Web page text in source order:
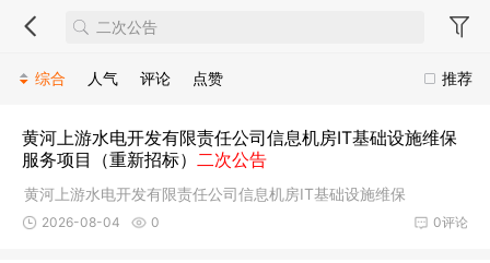
推荐
综合 人气 评论 点赞
黄河上游水电开发有限责任公司信息机房IT基础设施维保
服务项目（重新招标） 二次公告
黄河上游水电开发有限责任公司信息机房IT基础设施维保
0评论
2026-08-04 0